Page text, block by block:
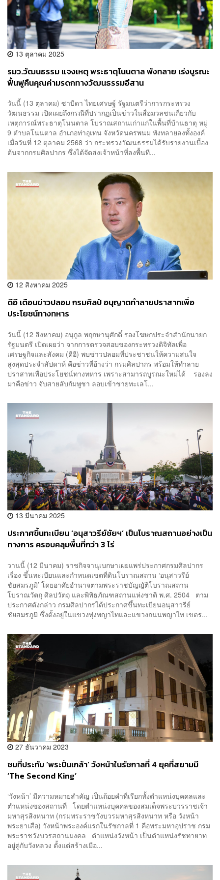
13 ตุลาคม 2025
รมว.วัฒนธรรม แจงเหตุ พระธาตุโนนตาล พังทลาย เร่งบูรณะ
ฟื้นฟูคืนคุณค่ามรดกทางวัฒนธรรมอีสาน
วันนี้ (13 ตุลาคม) ซาบีดา ไทยเศรษฐ์ รัฐมนตรีว่าการกระทรวง
วัฒนธรรม เปิดเผยถึงกรณีที่ปรากฏเป็นข่าวในสื่อมวลชนเกี่ยวกับ
เหตุการณ์พระธาตุโนนตาล โบราณสถานเก่าแก่ในพื้นที่บ้านธาตุ หมู่
9 ตำบลโนนตาล อำเภอท่าอุเทน จังหวัดนครพนม พังทลายลงทั้งองค์
เมื่อวันที่ 12 ตุลาคม 2568 ว่า กระทรวงวัฒนธรรมได้รับรายงานเบื้อง
ต้นจากกรมศิลปากร ซึ่งได้จัดส่งเจ้าหน้าที่ลงพื้นที...
12 สิงหาคม 2025
ดีอี เตือนข่าวปลอม กรมศิลป์ อนุญาตทำลายปราสาทเพื่อ
ประโยชน์ทางทหาร
วันนี้ (12 สิงหาคม) อนุกูล พฤกษานุศักดิ์ รองโฆษกประจำสำนักนายก
รัฐมนตรี เปิดเผยว่า จากการตรวจสอบของกระทรวงดิจิทัลเพื่อ
เศรษฐกิจและสังคม (ดีอี) พบข่าวปลอมที่ประชาชนให้ความสนใจ
สูงสุดประจำสัปดาห์ คือข่าวที่อ้างว่า กรมศิลปากร พร้อมให้ทำลาย
ปราสาทเพื่อประโยชน์ทางทหาร เพราะสามารถบูรณะใหม่ได้ รองลง
มาคือข่าว จับสายลับกัมพูชา ลอบเข้าชายทะเลโ...
13 มีนาคม 2025
ประกาศขึ้นทะเบียน ‘อนุสาวรีย์ชัยฯ’ เป็นโบราณสถานอย่างเป็น
ทางการ ครอบคลุมพื้นที่กว่า 3 ไร่
วานนี้ (12 มีนาคม) ราชกิจจานุเบกษาเผยแพร่ประกาศกรมศิลปากร
เรื่อง ขึ้นทะเบียนและกำหนดเขตที่ดินโบราณสถาน ‘อนุสาวรีย์
ชัยสมรภูมิ’ โดยอาศัยอำนาจตามพระราชบัญญัติโบราณสถาน
โบราณวัตถุ ศิลปวัตถุ และพิพิธภัณฑสถานแห่งชาติ พ.ศ. 2504 ตาม
ประกาศดังกล่าว กรมศิลปากรได้ประกาศขึ้นทะเบียนอนุสาวรีย์
ชัยสมรภูมิ ซึ่งตั้งอยู่ในแขวงทุ่งพญาไทและแขวงถนนพญาไท เขตร...
27 ธันวาคม 2023
ชมที่ประทับ ‘พระปิ่นเกล้า’ วังหน้าในรัชกาลที่ 4 ยุคที่สยามมี
‘The Second King’
‘วังหน้า’ มีความหมายสำคัญ เป็นถ้อยคำที่เรียกทั้งตำแหน่งบุคคลและ
ตำแหน่งของสถานที่ โดยตำแหน่งบุคคลของสมเด็จพระบวรราชเจ้า
มหาสุรสิงหนาท (กรมพระราชวังบวรมหาสุรสิงหนาท หรือ วังหน้า
พระยาเสือ) วังหน้าพระองค์แรกในรัชกาลที่ 1 คือพระมหาอุปราช กรม
พระราชวังบวรสถานมงคล ตำแหน่งวังหน้า เป็นตำแหน่งรัชทายาท
อยู่คู่กับวังหลวง ตั้งแต่สร้างเมือ...